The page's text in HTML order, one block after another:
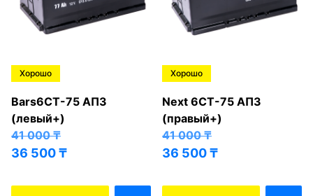
Хорошо
Bars6СТ-75 АПЗ
(левый+)
41 000₸
36 500₸
Хорошо
Next 6СТ-75 АПЗ
(правый+)
41 000₸
36 500₸